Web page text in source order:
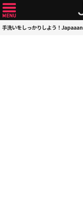
手洗いをしっかりしよう！Japaaan